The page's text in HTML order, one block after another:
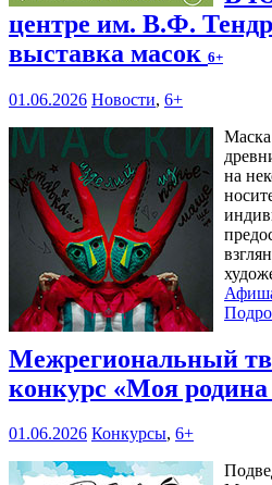
центре им. В.Ф.
выставка масок 6+
01.06.2026 Новости, 6+
Маска
на
Межрегиональный
конкурс «Моя
01.06.2026 Конкурсы, 6+